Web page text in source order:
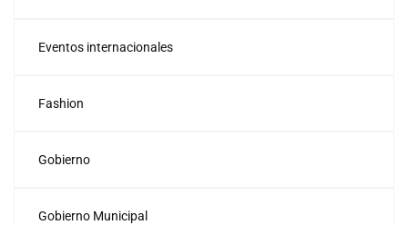
Eventos internacionales
Fashion
Gobierno
Gobierno Municipal